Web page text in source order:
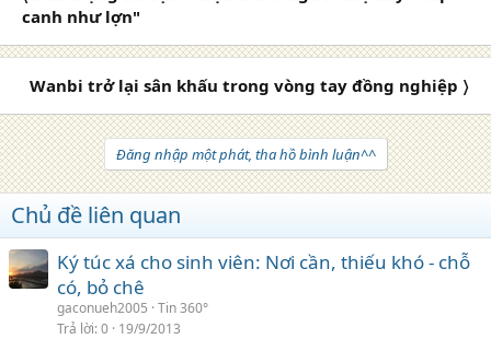
canh như lợn"
Wanbi trở lại sân khấu trong vòng tay đồng nghiệp 〉
Đăng nhập một phát, tha hồ bình luận^^
Chủ đề liên quan
Ký túc xá cho sinh viên: Nơi cần, thiếu khó - chỗ
có, bỏ chê
gaconueh2005 Tin 360°
Trả lời 0 19/9/2013